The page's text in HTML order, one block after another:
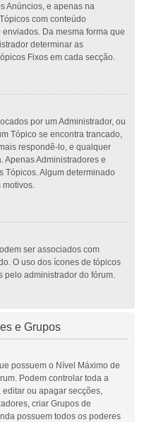
Anúncios, e apenas na
com conteúdo
Da mesma forma que
determinar as
Fixos em cada secção.
por um Administrador, ou
Tópico se encontra trancado,
respondê-lo, e qualquer
Apenas Administradores e
Tópicos. Algum determinado
motivos.
ser associados com
O uso dos ícones de tópicos
pelo administrador do fórum.
e Grupos
possuem o Nível Máximo de
Podem controlar toda a
ou apagar secções,
criar Grupos de
possuem todos os poderes